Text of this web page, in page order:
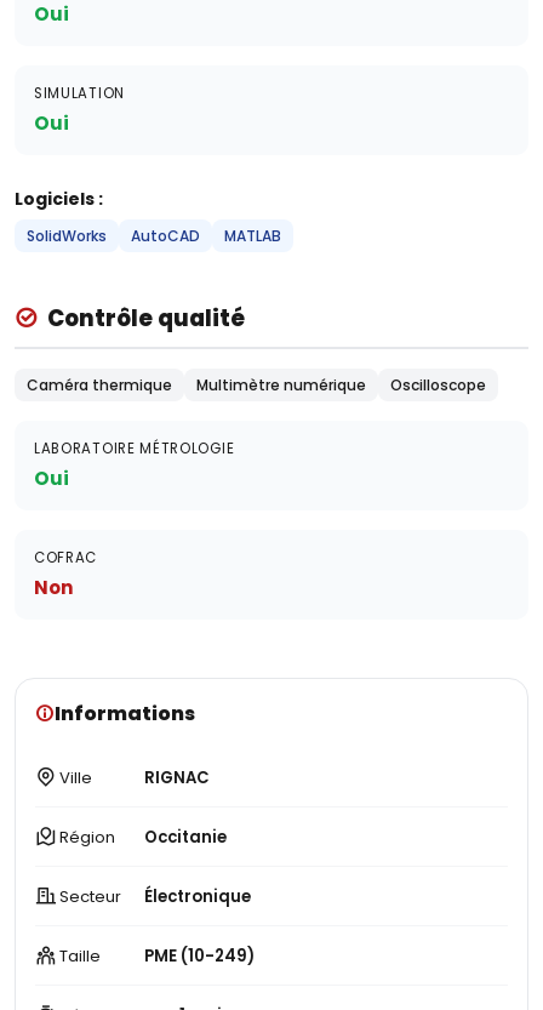
Oui
SIMULATION
Oui
Logiciels :
SolidWorks AutoCAD MATLAB
Contrôle qualité
Caméra thermique Multimètre numérique Oscilloscope
LABORATOIRE MÉTROLOGIE
Oui
COFRAC
Non
Informations
Ville RIGNAC
Région Occitanie
Secteur Électronique
Taille PME (10-249)